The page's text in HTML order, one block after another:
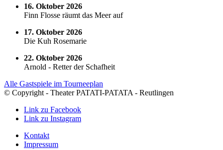
16. Oktober 2026
Finn Flosse räumt das Meer auf
17. Oktober 2026
Die Kuh Rosemarie
22. Oktober 2026
Arnold - Retter der Schafheit
Alle Gastspiele im Tourneeplan
© Copyright - Theater PATATI-PATATA - Reutlingen
Link zu Facebook
Link zu Instagram
Kontakt
Impressum